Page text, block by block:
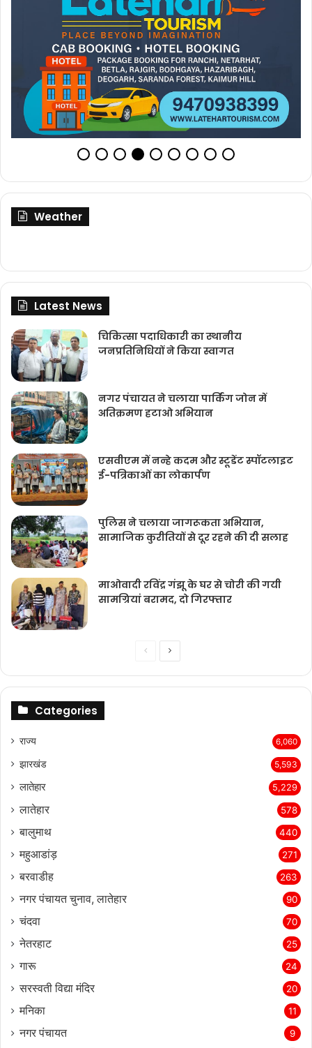
Weather
Latest News
चिकित्‍सा पदाधिकारी का स्थानीय
जनप्रतिनिधियों ने किया स्वागत
नगर पंचायत ने चलाया पार्किंग जोन में
अतिक्रमण हटाओ अभियान
एसवीएम में नन्हे कदम और स्टूडेंट स्पॉटलाइट
ई-पत्रिकाओं का लोकार्पण
पुलिस ने चलाया जागरूकता अभियान,
सामाजिक कुरीतियों से दूर रहने की दी सलाह
माओवादी रविंद्र गंझू के घर से चोरी की गयी
सामग्रियां बरामद, दो गिरफ्तार
PreviousNext
Categories
राज्‍य 6,060
झारखंड 5,593
लातेहार 5,229
लातेहार 578
बालुमाथ 440
महुआडांड़ 271
बरवाडीह 263
नगर पंचायत चुनाव, लातेहार 90
चंदवा 70
नेतरहाट 25
गारू 24
सरस्‍वती विद्या मंदिर 20
मनिका 11
नगर पंचायत 9